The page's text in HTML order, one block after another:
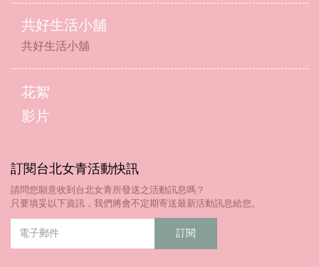
共好生活小舖
共好生活小舖
花絮
影片
訂閱台北女青活動快訊
請問您願意收到台北女青所發送之活動訊息嗎？
只要填妥以下資訊，我們將會不定期寄送最新活動訊息給您。